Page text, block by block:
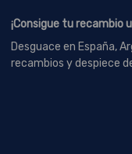
¡Consigue tu recambio
Desguace en España,
recambios y despiece